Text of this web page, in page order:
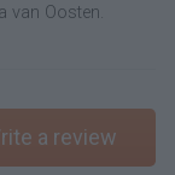
van Oosten.
a review